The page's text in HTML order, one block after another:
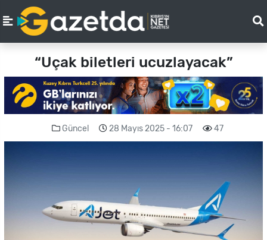
“Uçak biletleri ucuzlayacak”
Güncel 28 Mayıs 2025 - 16:07 47